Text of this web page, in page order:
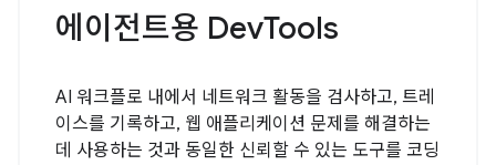
에이전트용 DevTools
AI 워크플로 내에서 네트워크 활동을 검사하고, 트레
이스를 기록하고, 웹 애플리케이션 문제를 해결하는
데 사용하는 것과 동일한 신뢰할 수 있는 도구를 코딩